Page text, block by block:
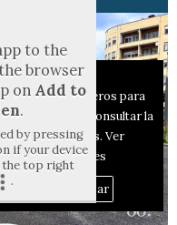
to the
browser
on Add to
.
by pressing
if your device
the top right
.
cookies:
y de terceros para
digital. Puedes consultar la
desconectarlas. Ver
y Cookies
Personalizar